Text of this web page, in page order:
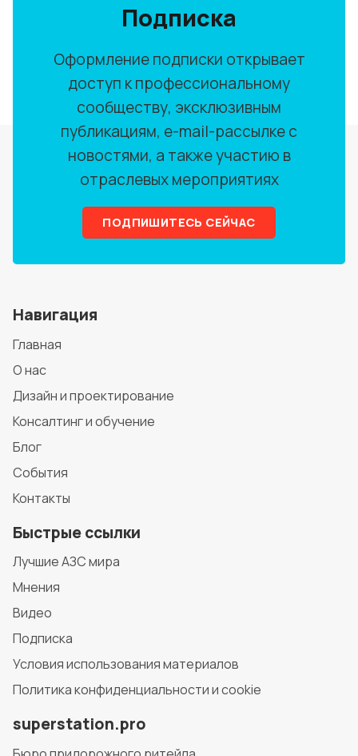
Подписка
Оформление подписки открывает
доступ к профессиональному
сообществу, эксклюзивным
публикациям, e-mail-рассылке с
новостями, а также участию в
отраслевых мероприятиях
ПОДПИШИТЕСЬ СЕЙЧАС
Навигация
Главная
О нас
Дизайн и проектирование
Консалтинг и обучение
Блог
События
Контакты
Быстрые ссылки
Лучшие АЗС мира
Мнения
Видео
Подписка
Условия использования материалов
Политика конфиденциальности и cookie
superstation.pro